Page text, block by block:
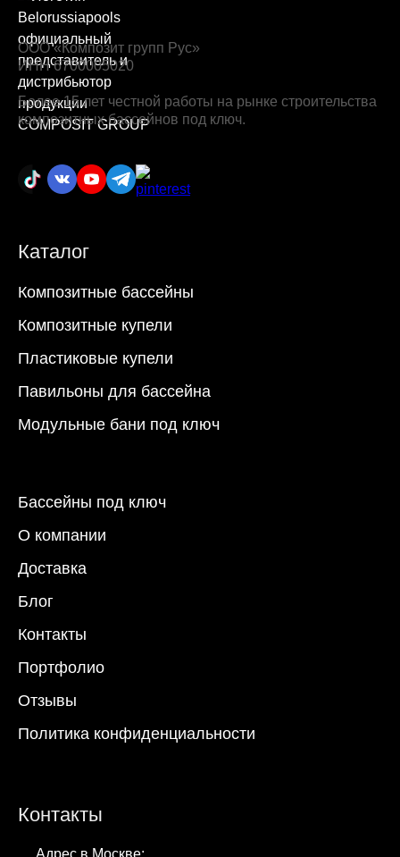
ООО «Композит групп Рус»
ИНН 6700005020
Более 15 лет честной работы на рынке строительства
композитных бассейнов под ключ.
Каталог
Композитные бассейны
Композитные купели
Пластиковые купели
Павильоны для бассейна
Модульные бани под ключ
Бассейны под ключ
О компании
Доставка
Блог
Контакты
Портфолио
Отзывы
Политика конфиденциальности
Контакты